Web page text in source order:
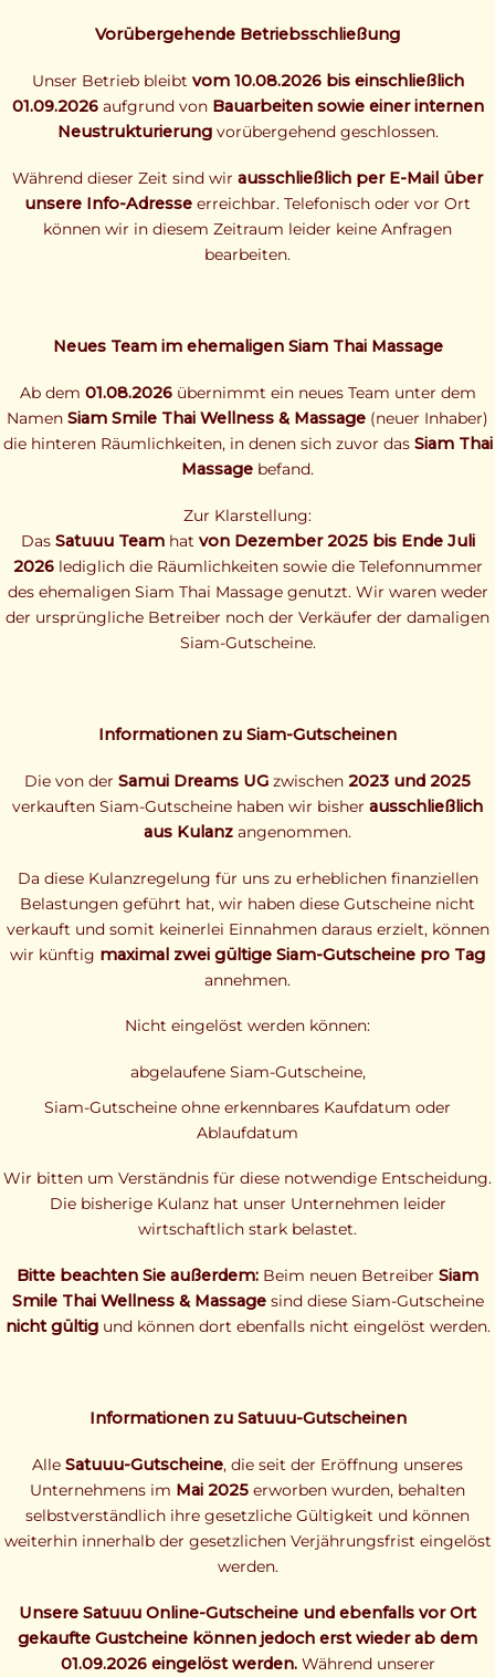
Vorübergehende Betriebsschließung
Unser Betrieb bleibt vom 10.08.2026 bis einschließlich
01.09.2026aufgrund von Bauarbeiten sowie einer internen
Neustrukturierungvorübergehend geschlossen.
Während dieser Zeit sind wir ausschließlich per E-Mail über
unsere Info-Adresse erreichbar. Telefonisch oder vor Ort
können wir in diesem Zeitraum leider keine Anfragen
bearbeiten.
Neues Team im ehemaligen Siam Thai Massage
Ab dem 01.08.2026übernimmt ein neues Team unter dem
Namen Siam Smile Thai Wellness & Massage (neuer Inhaber)
die hinteren Räumlichkeiten, in denen sich zuvor das Siam Thai
Massage befand.
Zur Klarstellung:
Das Satuuu Teamhat von Dezember 2025 bis Ende Juli
2026lediglich die Räumlichkeiten sowie die Telefonnummer
des ehemaligen Siam Thai Massage genutzt. Wir waren weder
der ursprüngliche Betreiber noch der Verkäufer der damaligen
Siam-Gutscheine.
Informationen zu Siam-Gutscheinen
Die von der Samui Dreams UG zwischen 2023 und 2025
verkauften Siam-Gutscheine haben wir bisher ausschließlich
aus Kulanz angenommen.
Da diese Kulanzregelung für uns zu erheblichen finanziellen
Belastungen geführt hat, wir haben diese Gutscheine nicht
verkauft und somit keinerlei Einnahmen daraus erzielt, können
wir künftig maximal zwei gültige Siam-Gutscheine pro Tag
annehmen.
Nicht eingelöst werden können:
abgelaufene Siam-Gutscheine,
Siam-Gutscheine ohne erkennbares Kaufdatum oder
Ablaufdatum
Wir bitten um Verständnis für diese notwendige Entscheidung.
Die bisherige Kulanz hat unser Unternehmen leider
wirtschaftlich stark belastet.
Bitte beachten Sie außerdem: Beim neuen Betreiber Siam
Smile Thai Wellness & Massagesind diese Siam-Gutscheine
nicht gültigund können dort ebenfalls nicht eingelöst werden.
Informationen zu Satuuu-Gutscheinen
Alle Satuuu-Gutscheine, die seit der Eröffnung unseres
Unternehmens im Mai 2025 erworben wurden, behalten
selbstverständlich ihre gesetzliche Gültigkeit und können
weiterhin innerhalb der gesetzlichen Verjährungsfrist eingelöst
werden.
Unsere Satuuu Online-Gutscheine und ebenfalls vor Ort
gekaufte Gustcheine können jedoch erst wieder ab dem
01.09.2026 eingelöst werden.Während unserer